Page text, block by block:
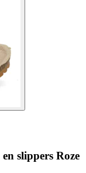
slippers Roze